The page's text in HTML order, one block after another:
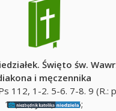
Święto św.
i męczennika
112, 1-2. 5-6. 7-8. 9 (R.:
12, 26; J 12, 24-26;